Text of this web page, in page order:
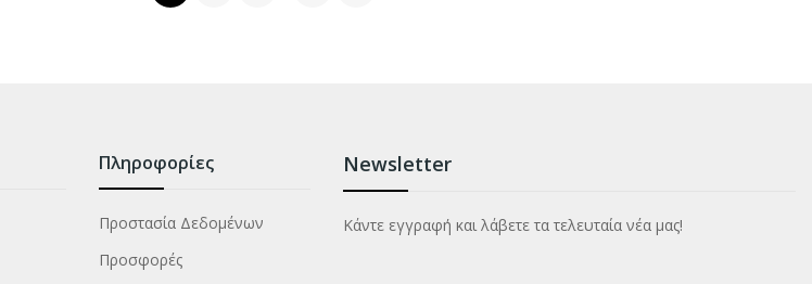
Πληροφορίες
Προστασία Δεδομένων
Προσφορές
Newsletter
Κάντε εγγραφή και λάβετε τα τελευταία νέα μας!